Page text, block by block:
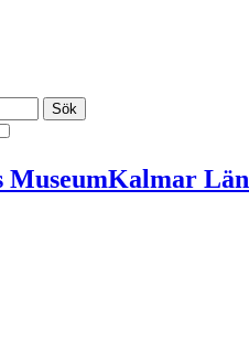
Sök
Kalmar